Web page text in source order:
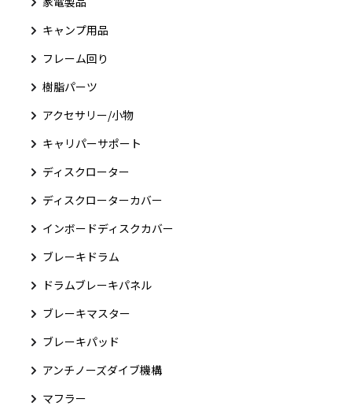
キャンプ用品
フレーム回り
樹脂パーツ
アクセサリー/小物
キャリパーサポート
ディスクローター
ディスクローターカバー
インボードディスクカバー
ブレーキドラム
ドラムブレーキパネル
ブレーキマスター
ブレーキパッド
アンチノーズダイブ機構
マフラー